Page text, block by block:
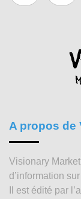
A propos de
Visionary
d’information
Il est édité par